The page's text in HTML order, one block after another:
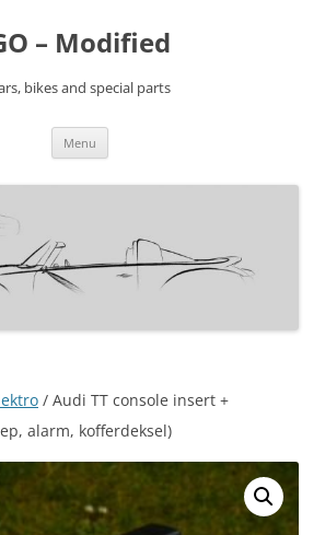
– Modified
bikes and special parts
Menu
/ Audi TT console insert +
alarm, kofferdeksel)